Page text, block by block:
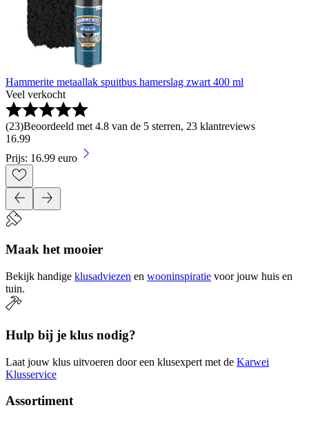
Hammerite metaallak spuitbus hamerslag zwart 400 ml
Veel verkocht
(23)Beoordeeld met 4.8 van de 5 sterren, 23 klantreviews
16.99
Prijs: 16.99 euro
Maak het mooier
Bekijk handige klusadviezen en wooninspiratie voor jouw huis en
tuin.
Hulp bij je klus nodig?
Laat jouw klus uitvoeren door een klusexpert met de Karwei
Klusservice
Assortiment